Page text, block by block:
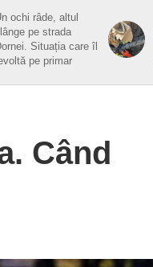
ochi râde, altul
pe strada
Situația care îl
pe primar
Când